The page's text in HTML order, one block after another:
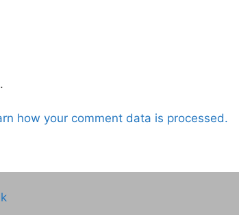
.
how your comment data is processed.